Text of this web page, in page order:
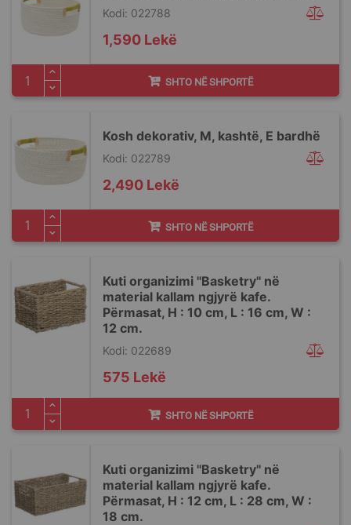
Kodi: 022788
1,590 Lekë
SHTO NË SHPORTË
Kosh dekorativ, M, kashtë, E bardhë
Kodi: 022789
2,490 Lekë
SHTO NË SHPORTË
Kuti organizimi ''Basketry'' në
material kallam ngjyrë kafe.
Përmasat, H : 10 cm, L : 16 cm, W :
12 cm.
Kodi: 022689
575 Lekë
SHTO NË SHPORTË
Kuti organizimi ''Basketry'' në
material kallam ngjyrë kafe.
Përmasat, H : 12 cm, L : 28 cm, W :
18 cm.